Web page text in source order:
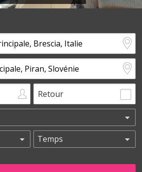
Retour